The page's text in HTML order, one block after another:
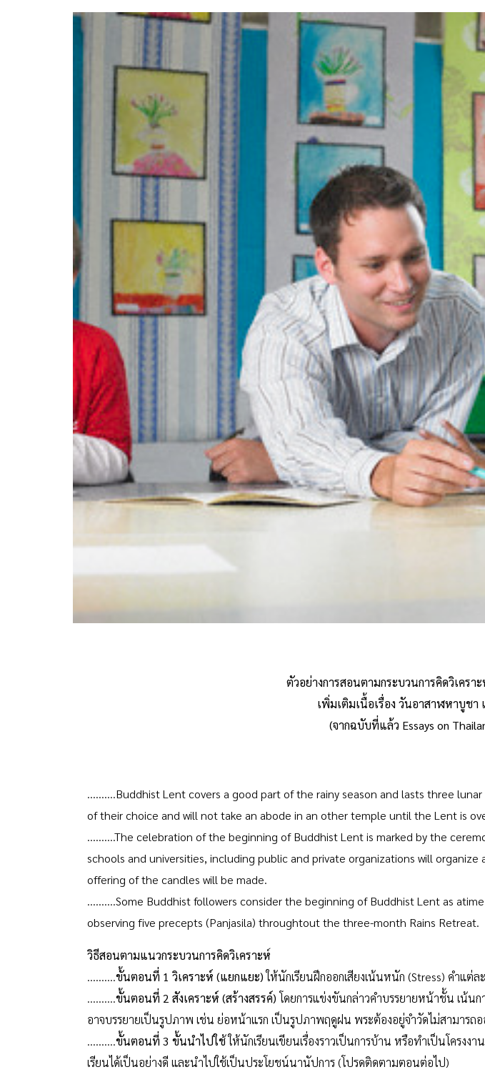
ตัวอย่างการสอนตามกระบวนการคิดวิเครา
เพิ่มเติมเนื้อเรื่อง วันอาสาฬหาบูชา
(จากฉบับที่แล้ว Essays on
..........Buddhist Lent covers a good part of the rainy season and lasts three
of their choice and will not take an abode in an other temple until the Lent is
..........The celebration of the beginning of Buddhist Lent is marked by the
schools and universities, including public and private organizations will
offering of the candles will be made.
..........Some Buddhist followers consider the beginning of Buddhist Lent as
observing five precepts (Panjasila) throughtout the three-month Rains Retreat.
วิธีสอนตามแนวกระบวนการคิดวิเคราะห
..........ขั้นตอนที่ 1 วิเคราะห์ (แยกแยะ)ให้นักเรียนฝึกออกเสียงเน้นหนัก (Stress) คำแต่
..........ขั้นตอนที่ 2 สังเคราะห์ (สร้างสรรค์) โดยการแข่งขันกล่าวคำบรรยายหน้าชั้น เน้นก
อาจบรรยายเป็นรูปภาพ เช่น ย่อหน้าแรก เป็นรูปภาพฤดูฝน พระต้องอยู่จำวัดไม่สามาร
..........ขั้นตอนที่ 3 ขั้นนำไปใชให้นักเรียนเขียนเรื่องราวเป็นการบ้าน หรือทำเป็นโครงง
เรียนได้เป็นอย่างดี และนำไปใช้เป็นประโยชน์นานัปการ (โปรดติดตามตอนต่อไป)